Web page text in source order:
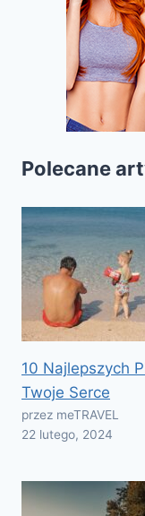
Polecane
10 Najlepszych
Twoje Serce
przez meTRAVEL
22 lutego, 2024